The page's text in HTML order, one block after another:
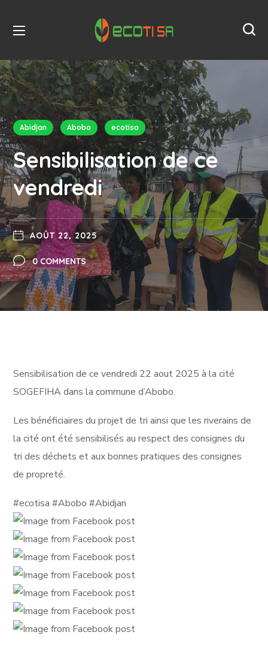
Abidjan Abobo ecotisa
Sensibilisation de ce
vendredi
AOÛT 22, 2025
0 COMMENTS
Sensibilisation de ce vendredi 22 aout 2025 à la cité
SOGEFIHA dans la commune d’Abobo.
Les bénéficiaires du projet de tri ainsi que les riverains de
la cité ont été sensibilisés au respect des consignes du
tri des déchets et aux bonnes pratiques des consignes
de propreté.
#ecotisa #Abobo #Abidjan